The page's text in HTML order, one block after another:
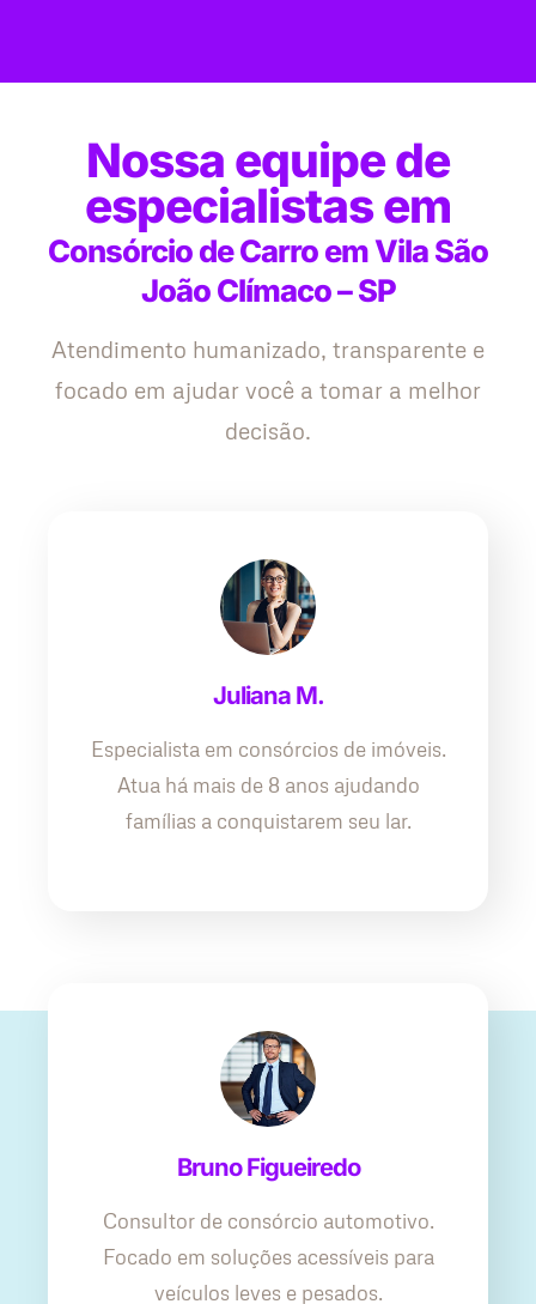
Nossa equipe de
especialistas em
Consórcio de Carro em Vila São
João Clímaco – SP
Atendimento humanizado, transparente e
focado em ajudar você a tomar a melhor
decisão.
Juliana M.
Especialista em consórcios de imóveis.
Atua há mais de 8 anos ajudando
famílias a conquistarem seu lar.
Bruno Figueiredo
Consultor de consórcio automotivo.
Focado em soluções acessíveis para
veículos leves e pesados.